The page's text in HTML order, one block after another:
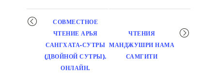
Мероприятие
навигация
СОВМЕСТНОЕ
ЧТЕНИЕ АРЬЯ
САНГХАТА-СУТРЫ
(ДВОЙНОЙ СУТРЫ).
ОНЛАЙН.
ЧТЕНИЯ
МАНДЖУШРИ НАМА
САМГИТИ